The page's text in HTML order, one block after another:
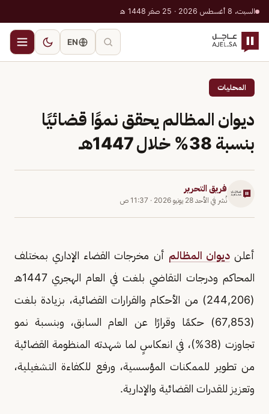
السبت، 8 أغسطس 2026 · 25 صفر 1448 هـ
EN
المحليات
ديوان المظالم يحقق نموًا قضائيًا
بنسبة 38% خلال 1447هـ
فريق التحرير
نُشر في الأحد 28 يونيو 2026 · 11:37 ص
أعلنديوان المظالم أن مخرجات القضاء الإداري بمختلف
المحاكم ودرجات التقاضي بلغت في العام الهجري 1447هـ
(244,206) من الأحكام والقرارات القضائية، بزيادة بلغت
(67,853) حكمًا وقرارًا عن العام السابق، وبنسبة نمو
تجاوزت (38%)، في انعكاسٍ لما شهدته المنظومة القضائية
من تطوير للممكنات المؤسسية، ورفع للكفاءة التشغيلية،
وتعزيز للقدرات القضائية والإدارية.